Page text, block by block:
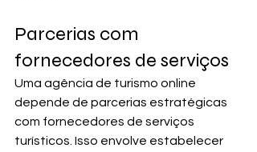
Parcerias com
fornecedores de serviços
Uma agência de turismo online
depende de parcerias estratégicas
com fornecedores de serviços
turísticos. Isso envolve estabelecer